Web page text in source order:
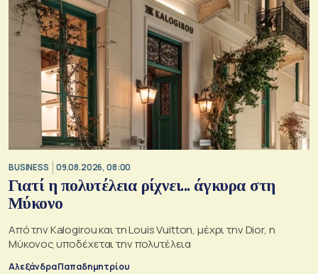
BUSINESS 09.08.2026, 08:00
Γιατί η πολυτέλεια ρίχνει... άγκυρα στη
Μύκονο
Από την Kalogirou και τη Louis Vuitton, μέχρι την Dior, η
Μύκονος υποδέχεται την πολυτέλεια
Αλεξάνδρα Παπαδημητρίου